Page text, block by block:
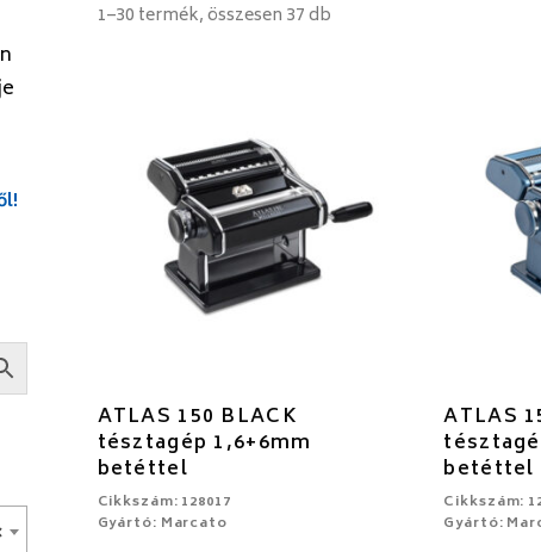
1–30 termék, összesen 37 db
ATLAS 150 BLACK
tésztagép 1,6+6mm
betéttel
Cikkszám: 128017
Gyártó: Marcato
ATLAS
betéttel
Cikkszám:
Gyártó: